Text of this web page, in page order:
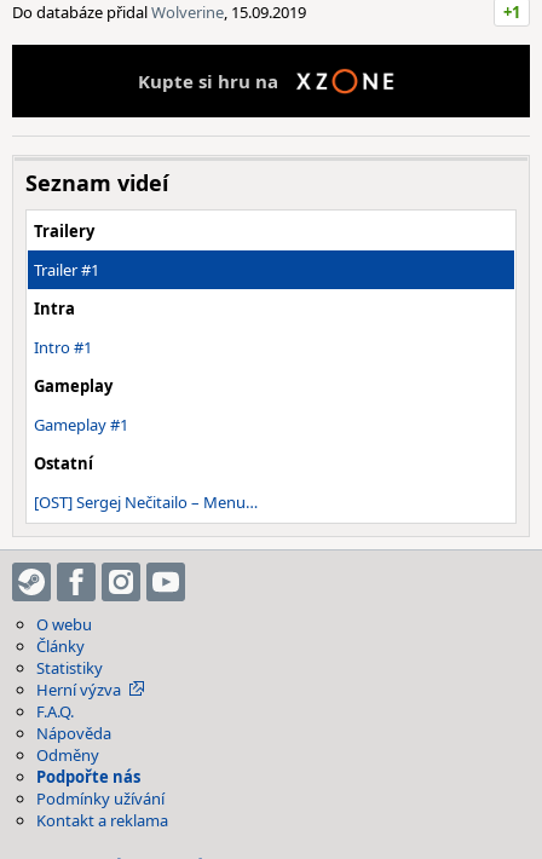
Do databáze přidalWolverine, 15.09.2019 +1
Kupte si hru na
Seznam videí
Trailery
Trailer #1
Intra
Intro #1
Gameplay
Gameplay #1
Ostatní
[OST] Sergej Nečitailo – Menu…
O webu
Články
Statistiky
Herní výzva
F.A.Q.
Nápověda
Odměny
Podpořte nás
Podmínky užívání
Kontakt a reklama